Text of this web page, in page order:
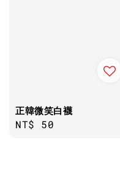
正韓微笑白襪
Regular
NT$ 50